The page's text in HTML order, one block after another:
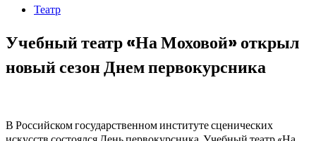
Театр
Учебный театр «На Моховой» открыл
новый сезон Днем первокурсника
В Российском государственном институте сценических